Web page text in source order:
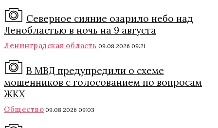
Северное сияние озарило небо над
Ленобластью в ночь на 9 августа
Ленинградская область 09.08.2026 09:21
В МВД предупредили о схеме
мошенников с голосованием по вопросам
ЖКХ
Общество 09.08.2026 09:03